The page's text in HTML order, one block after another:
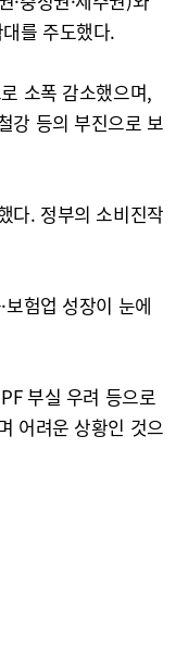
를 주도했다.
소폭 감소했으며,
강 등의 부진으로 보
다. 정부의 소비진작
험업 성장이 눈에
부실 우려 등으로
어려운 상황인 것으